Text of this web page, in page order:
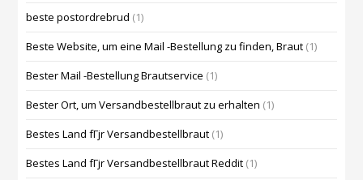
beste postordrebrud (1)
Beste Website, um eine Mail -Bestellung zu finden, Braut (1)
Bester Mail -Bestellung Brautservice (1)
Bester Ort, um Versandbestellbraut zu erhalten (1)
Bestes Land fГјr Versandbestellbraut (1)
Bestes Land fГјr Versandbestellbraut Reddit (1)